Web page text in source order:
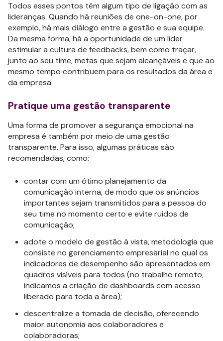
Todos esses pontos têm algum tipo de ligação com as
lideranças. Quando há reuniões de one-on-one, por
exemplo, há mais diálogo entre a gestão e sua equipe.
Da mesma forma, há a oportunidade de um líder
estimular a cultura de feedbacks, bem como traçar,
junto ao seu time, metas que sejam alcançáveis e que ao
mesmo tempo contribuem para os resultados da área e
da empresa.
Pratique uma gestão transparente
Uma forma de promover a segurança emocional na
empresa é também por meio de uma gestão
transparente. Para isso, algumas práticas são
recomendadas, como:
contar com um ótimo planejamento da
comunicação interna, de modo que os anúncios
importantes sejam transmitidos para a pessoa do
seu time no momento certo e evite ruídos de
comunicação;
adote o modelo de gestão à vista, metodologia que
consiste no gerenciamento empresarial no qual os
indicadores de desempenho são apresentados em
quadros visíveis para todos (no trabalho remoto,
indicamos a criação de dashboards com acesso
liberado para toda a área);
descentralize a tomada de decisão, oferecendo
maior autonomia aos colaboradores e
colaboradoras;